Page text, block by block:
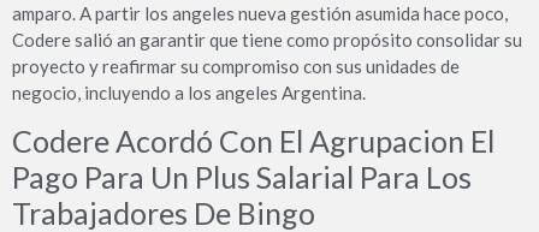
amparo. A partir los angeles nueva gestión asumida hace poco,
Codere salió an garantir que tiene como propósito consolidar su
proyecto y reafirmar su compromiso con sus unidades de
negocio, incluyendo a los angeles Argentina.
Codere Acordó Con El Agrupacion El
Pago Para Un Plus Salarial Para Los
Trabajadores De Bingo